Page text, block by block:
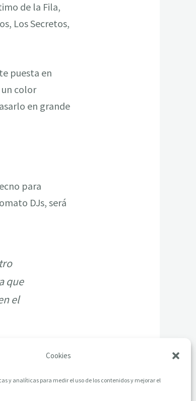
Cookies
y analíticas para medir el uso de los contenidos y mejorar el
de la Fila,
Los Secretos,
puesta en
un color
en grande
para
DJs, será
que
el